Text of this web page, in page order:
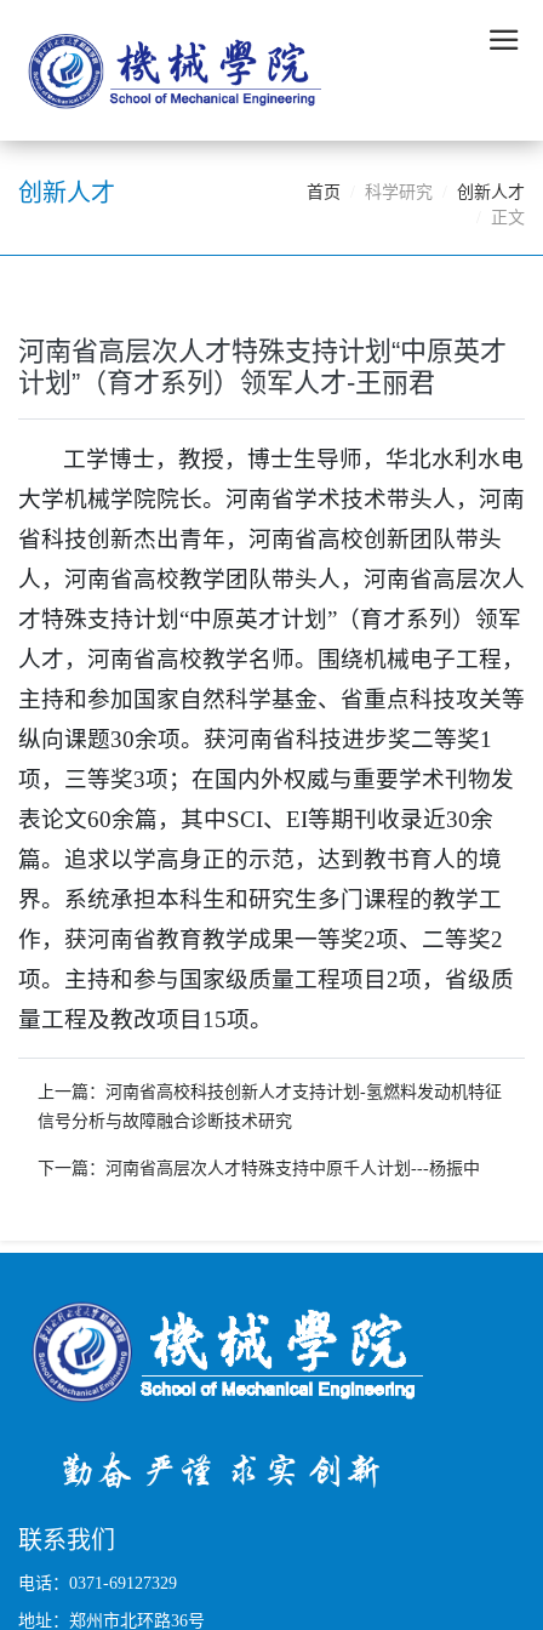
创新人才 首页 科学研究
创新人才
正文
河南省高层次人才特殊支持计划“中原英才
计划”（育才系列）领军人才-王丽君
工学博士，教授，博士生导师，华北水利水电
大学机械学院院长。河南省学术技术带头人，河南
省科技创新杰出青年，河南省高校创新团队带头
人，河南省高校教学团队带头人，河南省高层次人
才特殊支持计划“中原英才计划”（育才系列）领军
人才，河南省高校教学名师。围绕机械电子工程，
主持和参加国家自然科学基金、省重点科技攻关等
纵向课题30余项。获河南省科技进步奖二等奖1
项，三等奖3项；在国内外权威与重要学术刊物发
表论文60余篇，其中SCI、EI等期刊收录近30余
篇。追求以学高身正的示范，达到教书育人的境
界。系统承担本科生和研究生多门课程的教学工
作，获河南省教育教学成果一等奖2项、二等奖2
项。主持和参与国家级质量工程项目2项，省级质
量工程及教改项目15项。
上一篇：河南省高校科技创新人才支持计划-氢燃料发动机特征
信号分析与故障融合诊断技术研究
下一篇：河南省高层次人才特殊支持中原千人计划---杨振中
联系我们
电话：0371-69127329
地址：郑州市北环路36号